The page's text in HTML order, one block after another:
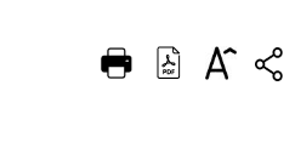
DEUTSCH